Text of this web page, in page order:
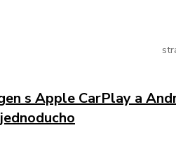
s Apple CarPlay a